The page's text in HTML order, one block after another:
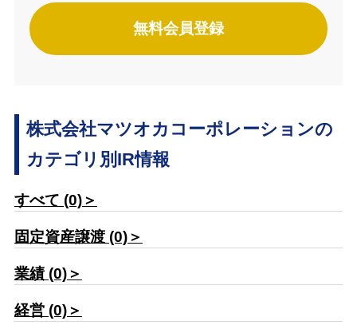
無料会員登録
株式会社マツオカコーポレーションの
カテゴリ別IR情報
すべて (0)＞
固定資産譲渡 (0)＞
業績 (0)＞
経営 (0)＞